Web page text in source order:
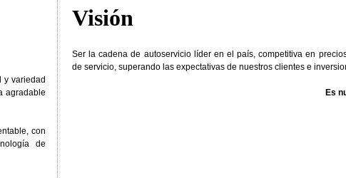
y variedad
agradable
con
de
Visión
Ser la cadena de autoservicio líder en el país, competitiva en
de servicio, superando las expectativas de nuestros clientes e
Es